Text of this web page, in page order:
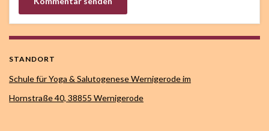
STANDORT
Schule für Yoga & Salutogenese Wernigerode im
Hornstraße 40, 38855 Wernigerode